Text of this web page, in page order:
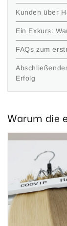
Kunden über
Ein Exkurs:
FAQs zum
Erfolg
Warum die